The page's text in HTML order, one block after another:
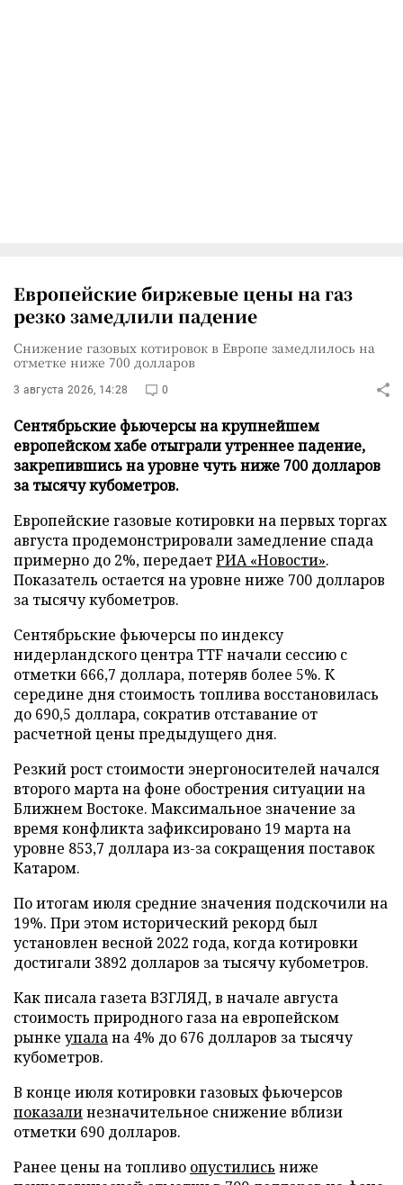
Европейские биржевые цены на газ
резко замедлили падение
Снижение газовых котировок в Европе замедлилось на
отметке ниже 700 долларов
3 августа 2026, 14:28 0
Сентябрьские фьючерсы на крупнейшем
европейском хабе отыграли утреннее падение,
закрепившись на уровне чуть ниже 700 долларов
за тысячу кубометров.
Европейские газовые котировки на первых торгах
августа продемонстрировали замедление спада
примерно до 2%, передаетРИА «Новости».
Показатель остается на уровне ниже 700 долларов
за тысячу кубометров.
Сентябрьские фьючерсы по индексу
нидерландского центра TTF начали сессию с
отметки 666,7 доллара, потеряв более 5%. К
середине дня стоимость топлива восстановилась
до 690,5 доллара, сократив отставание от
расчетной цены предыдущего дня.
Резкий рост стоимости энергоносителей начался
второго марта на фоне обострения ситуации на
Ближнем Востоке. Максимальное значение за
время конфликта зафиксировано 19 марта на
уровне 853,7 доллара из-за сокращения поставок
Катаром.
По итогам июля средние значения подскочили на
19%. При этом исторический рекорд был
установлен весной 2022 года, когда котировки
достигали 3892 долларов за тысячу кубометров.
Как писала газета ВЗГЛЯД, в начале августа
стоимость природного газа на европейском
рынке упалана 4% до 676 долларов за тысячу
кубометров.
В конце июля котировки газовых фьючерсов
показалинезначительное снижение вблизи
отметки 690 долларов.
Ранее цены на топливо опустились ниже